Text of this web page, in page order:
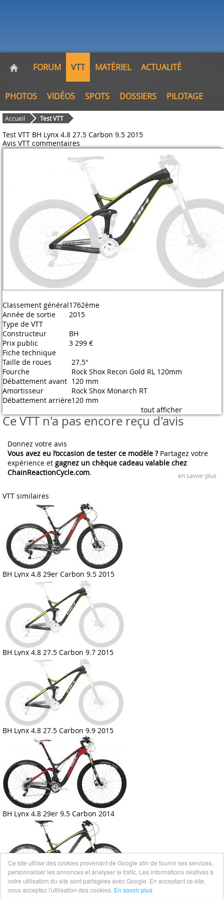
FORUM VTT MATÉRIEL ACTUALITÉ
PHOTOS VIDÉOS SPOTS DOSSIERS PILOTAGE
Accueil Test VTT
Test VTT BH Lynx 4.8 27.5 Carbon 9.5 2015
Avis VTT commentaires
Classement général1762ème
Année de sortie
2015
Type de VTT
Constructeur
BH
Prix public
3 299 €
Fiche technique
Taille de roues
27.5"
Fourche
Rock Shox Recon Gold RL 120mm
Débattement avant 120 mm
Amortisseur
Rock Shox Monarch RT
Débattement arrière120 mm
tout afficher
Ce VTT n'a pas encore reçu d'avis
Donnez votre avis
Vous avez eu l’occasion de tester ce modèle ?Partagez votre
expérience et gagnez un chèque cadeau valable chez
ChainReactionCycle.com. en savoir plus
VTT similaires
BH Lynx 4.8 29er Carbon 9.5 2015
BH Lynx 4.8 27.5 Carbon 9.7 2015
BH Lynx 4.8 27.5 Carbon 9.9 2015
BH Lynx 4.8 29er 9.5 Carbon 2014
BH Lynx 4.8 27,5" Carbon 9.7 2016
Ce site utilise des cookies provenant de Google afin de fournir ses services,
personnaliser les annonces et analyser le trafic. Les informations relatives à
votre utilisation du site sont partagées avec Google. En acceptant ce site,
vous acceptez l'utilisation des cookies. En savoir plus